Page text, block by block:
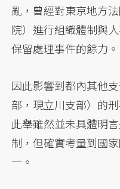
亂，曾經對東京地方
院）進行組織體制與
保留處理事件的餘力。
因此影響到都內其他
部，現立川支部）的
此舉雖然並未具體明
制，但確實考量到國
一。